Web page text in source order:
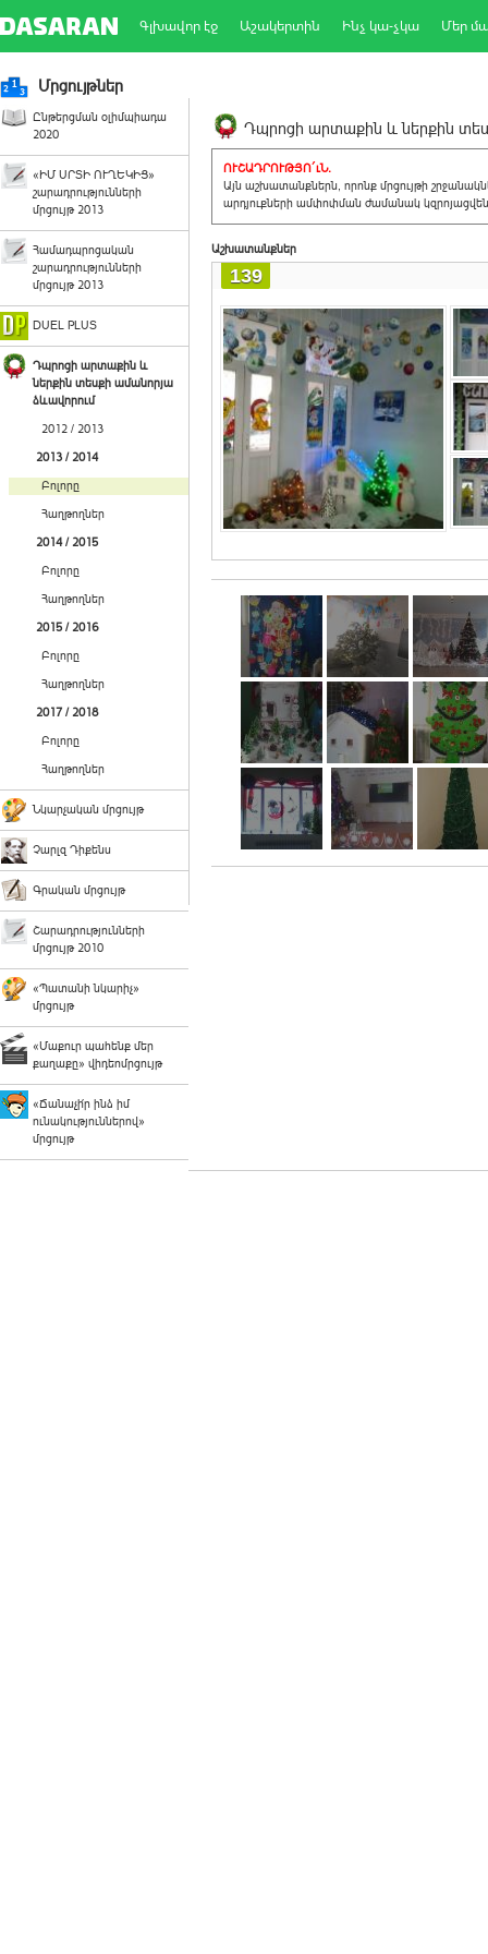
Գլխավոր էջ Աշակերտին Ինչ կա-չկա Մեր
Մրցույթներ
Ընթերցման օլիմպիադա
2020
«ԻՄ ՍՐՏԻ ՈՒՂԵԿԻՑ»
շարադրությունների
մրցույթ 2013
Համադպրոցական
շարադրությունների
մրցույթ 2013
DUEL PLUS
Դպրոցի արտաքին և
ներքին տեսքի ամանորյա
ձևավորում
2012 / 2013
2013 / 2014
Բոլորը
Հաղթողներ
2014 / 2015
Բոլորը
Հաղթողներ
2015 / 2016
Բոլորը
Հաղթողներ
2017 / 2018
Բոլորը
Հաղթողներ
Նկարչական մրցույթ
Չարլզ Դիքենս
Գրական մրցույթ
Շարադրությունների
մրցույթ 2010
«Պատանի նկարիչ»
մրցույթ
«Մաքուր պահենք մեր
քաղաքը» վիդեոմրցույթ
«Ճանաչի՛ր ինձ իմ
ունակություններով»
մրցույթ
Դպրոցի արտաքին և ներքին
ՈՒՇԱԴՐՈՒԹՅՈ´ւՆ.
Այն աշխատանքներն, որոնք մրցույթի
արդյուքների ամփոփման ժամանակ
Աշխատանքներ
139